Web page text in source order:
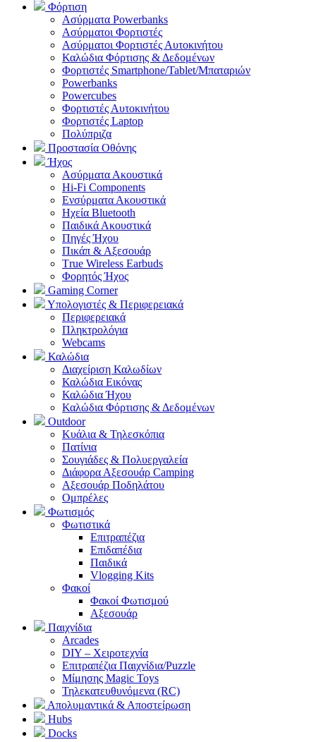
Φόρτιση
Ασύρματα Powerbanks
Aσύρματοι Φορτιστές
Ασύρματοι Φορτιστές Αυτοκινήτου
Καλώδια Φόρτισης & Δεδομένων
Φορτιστές Smartphone/Tablet/Μπαταριών
Powerbanks
Powercubes
Φορτιστές Αυτοκινήτου
Φορτιστές Laptop
Πολύπριζα
Προστασία Οθόνης
Ήχος
Ασύρματα Ακουστικά
Hi-Fi Components
Ενσύρματα Ακουστικά
Ηχεία Bluetooth
Παιδικά Ακουστικά
Πηγές Ήχου
Πικάπ & Αξεσουάρ
Τrue Wireless Earbuds
Φορητός Ήχος
Gaming Corner
Υπολογιστές & Περιφερειακά
Περιφερειακά
Πληκτρολόγια
Webcams
Καλώδια
Διαχείριση Καλωδίων
Καλώδια Εικόνας
Καλώδια Ήχου
Καλώδια Φόρτισης & Δεδομένων
Outdoor
Κυάλια & Τηλεσκόπια
Πατίνια
Σουγιάδες & Πολυεργαλεία
Διάφορα Αξεσουάρ Camping
Αξεσουάρ Ποδηλάτου
Ομπρέλες
Φωτισμός
Φωτιστικά
Επιτραπέζια
Επιδαπέδια
Παιδικά
Vlogging Kits
Φακοί
Φακοί Φωτισμού
Αξεσουάρ
Παιχνίδια
Arcades
DIY – Χειροτεχνία
Επιτραπέζια Παιχνίδια/Puzzle
Μίμησης Magic Toys
Τηλεκατευθυνόμενα (RC)
Απολυμαντικά & Αποστείρωση
Hubs
Docks